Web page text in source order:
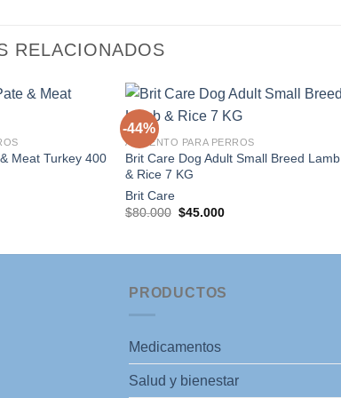
RELACIONADOS
Agregar
Meat Turkey 400
-44%
Agregar
+
ALIMENTO PARA PERROS
Brit Care Dog Adult Small Breed Lamb
& Rice 7 KG
Brit Care
$80.000 El
$45.000El
PRODUCTOS
Medicamentos
Salud y bienestar